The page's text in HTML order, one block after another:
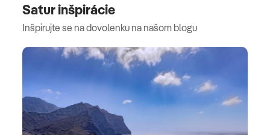
Satur inšpirácie
Inšpirujte se na dovolenku na našom blogu